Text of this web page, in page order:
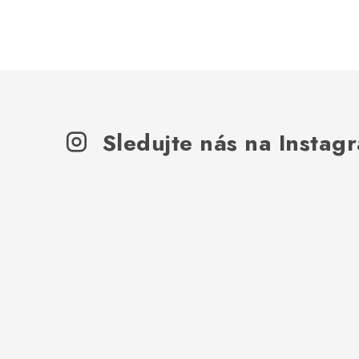
Sledujte nás na